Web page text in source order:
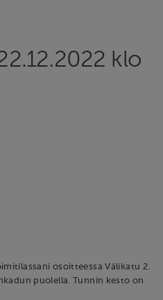
klo
osoitteessa Välikatu 2.
puolella. Tunnin kesto on